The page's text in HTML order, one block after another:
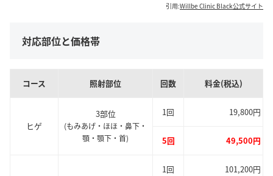
引用:Willbe Clinic Black公式サイト
対応部位と価格帯
コース 照射部位 回数 料金(税込)
ヒゲ
3部位
(もみあげ・ほほ・鼻下・
顎・顎下・首)
1回 19,800円
5回 49,500円
1回 101,200円